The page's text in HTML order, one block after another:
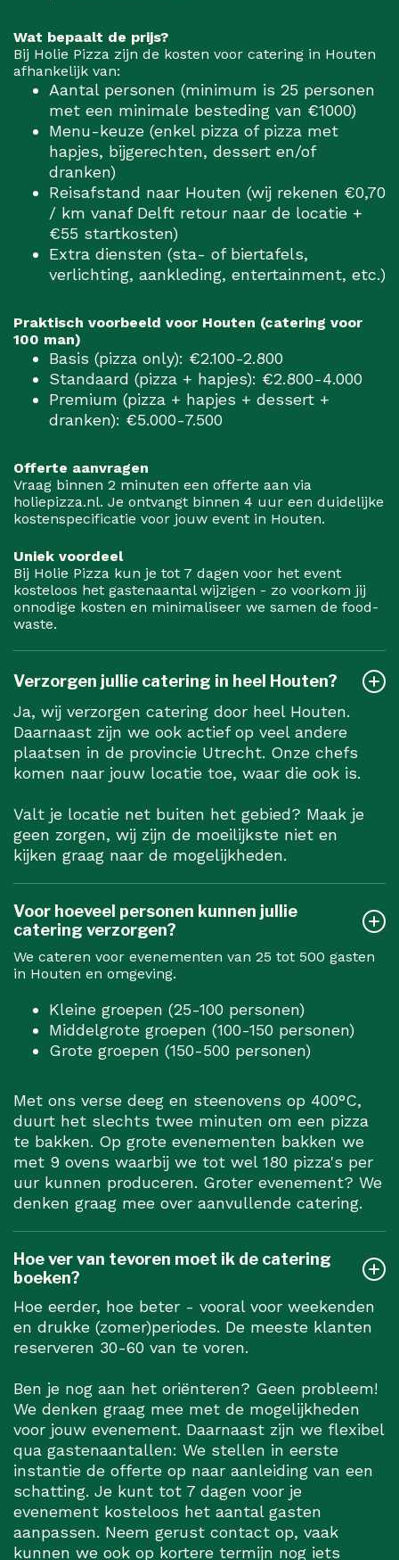
Wat bepaalt de prijs?
Bij Holie Pizza zijn de kosten voor catering in Houten
afhankelijk van:
Aantal personen (minimum is 25 personen
met een minimale besteding van €1000)
Menu-keuze (enkel pizza of pizza met
hapjes, bijgerechten, dessert en/of
dranken)
Reisafstand naar Houten (wij rekenen €0,70
/ km vanaf Delft retour naar de locatie +
€55 startkosten)
Extra diensten (sta- of biertafels,
verlichting, aankleding, entertainment, etc.)
Praktisch voorbeeld voor Houten (catering voor
100 man)
Basis (pizza only): €2.100-2.800
Standaard (pizza + hapjes): €2.800-4.000
Premium (pizza + hapjes + dessert +
dranken): €5.000-7.500
Offerte aanvragen
Vraag binnen 2 minuten een offerte aan via
holiepizza.nl. Je ontvangt binnen 4 uur een duidelijke
kostenspecificatie voor jouw event in Houten.
Uniek voordeel
Bij Holie Pizza kun je tot 7 dagen voor het event
kosteloos het gastenaantal wijzigen - zo voorkom jij
onnodige kosten en minimaliseer we samen de food-
waste.
Verzorgen jullie catering in heel Houten?
Ja, wij verzorgen catering door heel Houten.
Daarnaast zijn we ook actief op veel andere
plaatsen in de provincie Utrecht. Onze chefs
komen naar jouw locatie toe, waar die ook is.
Valt je locatie net buiten het gebied? Maak je
geen zorgen, wij zijn de moeilijkste niet en
kijken graag naar de mogelijkheden.
Voor hoeveel personen kunnen jullie
catering verzorgen?
We cateren voor evenementen van 25 tot 500 gasten
in Houten en omgeving.
Kleine groepen (25-100 personen)
Middelgrote groepen (100-150 personen)
Grote groepen (150-500 personen)
Met ons verse deeg en steenovens op 400°C,
duurt het slechts twee minuten om een pizza
te bakken. Op grote evenementen bakken we
met 9 ovens waarbij we tot wel 180 pizza's per
uur kunnen produceren. Groter evenement? We
denken graag mee over aanvullende catering.
Hoe ver van tevoren moet ik de catering
boeken?
Hoe eerder, hoe beter - vooral voor weekenden
en drukke (zomer)periodes. De meeste klanten
reserveren 30-60 van te voren.
Ben je nog aan het oriënteren? Geen probleem!
We denken graag mee met de mogelijkheden
voor jouw evenement. Daarnaast zijn we flexibel
qua gastenaantallen: We stellen in eerste
instantie de offerte op naar aanleiding van een
schatting. Je kunt tot 7 dagen voor je
evenement kosteloos het aantal gasten
aanpassen. Neem gerust contact op, vaak
kunnen we ook op kortere termijn nog iets